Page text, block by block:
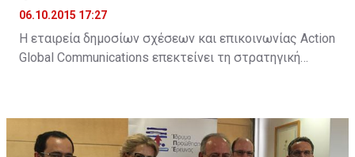
06.10.2015 17:27
Η εταιρεία δημοσίων σχέσεων και επικοινωνίας Action
Global Communications επεκτείνει τη στρατηγική
ανακοίνωση, "στο σημερινό ταχέως μεταβαλλόμενο
διαδικτυακό περιβάλλον, η Action Digital και η Action
Global Communications θα είναι σε θέση να